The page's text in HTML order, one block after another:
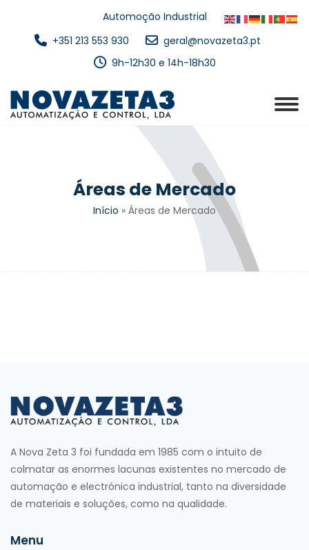
Automoção Industrial
+351 213 553 930
geral@novazeta3.pt
9h-12h30 e 14h-18h30
Áreas de Mercado
Início » Áreas de Mercado
A Nova Zeta 3 foi fundada em 1985 com o intuito de
colmatar as enormes lacunas existentes no mercado de
automação e electrónica industrial, tanto na diversidade
de materiais e soluções, como na qualidade.
Menu